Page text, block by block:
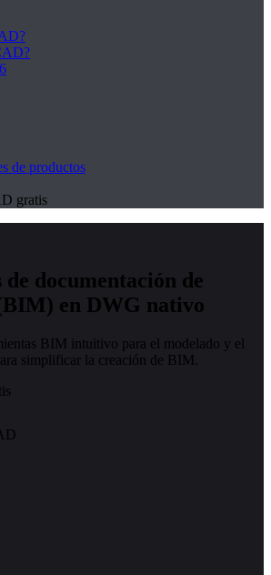
de productos
gratis
documentación de
en DWG nativo
BIM intuitivo para el modelado y el
simplificar la creación de BIM.